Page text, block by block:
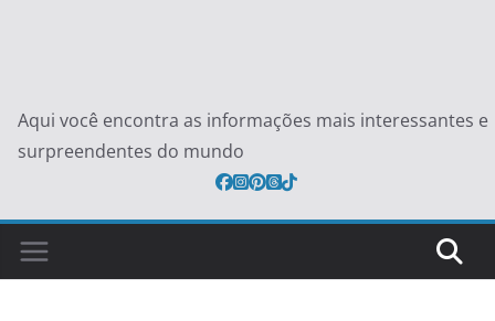
Aqui você encontra as informações mais interessantes e
surpreendentes do mundo